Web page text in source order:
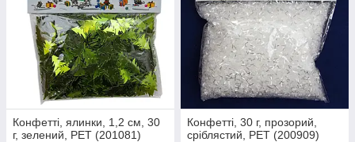
Конфетті, ялинки, 1,2 см, 30
г, зелений, PET (201081)
Конфетті, 30 г, прозорий,
сріблястий, PET (200909)